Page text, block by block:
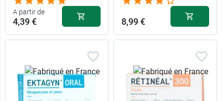
A partir de
4,39 € 8,99 €